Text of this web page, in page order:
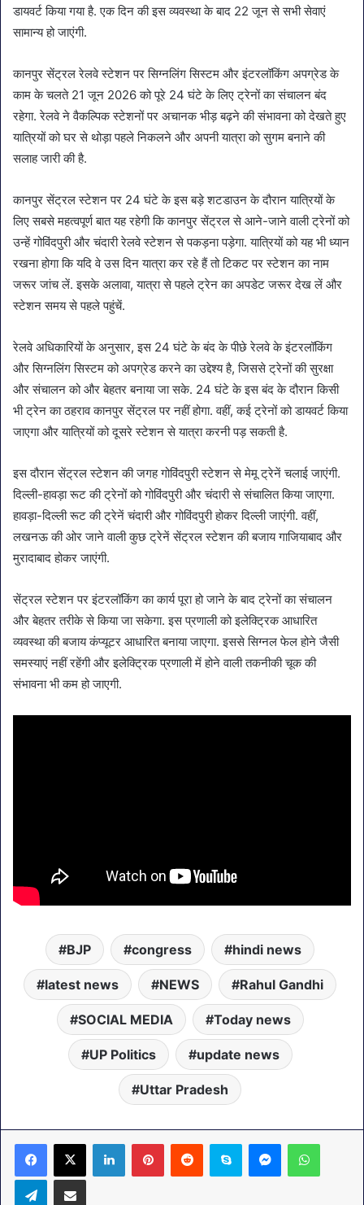
डायवर्ट किया गया है. एक दिन की इस व्यवस्था के बाद 22 जून से सभी सेवाएं
सामान्य हो जाएंगी.
कानपुर सेंट्रल रेलवे स्टेशन पर सिग्नलिंग सिस्टम और इंटरलॉकिंग अपग्रेड के
काम के चलते 21 जून 2026 को पूरे 24 घंटे के लिए ट्रेनों का संचालन बंद
रहेगा. रेलवे ने वैकल्पिक स्टेशनों पर अचानक भीड़ बढ़ने की संभावना को देखते हुए
यात्रियों को घर से थोड़ा पहले निकलने और अपनी यात्रा को सुगम बनाने की
सलाह जारी की है.
कानपुर सेंट्रल स्टेशन पर 24 घंटे के इस बड़े शटडाउन के दौरान यात्रियों के
लिए सबसे महत्वपूर्ण बात यह रहेगी कि कानपुर सेंट्रल से आने-जाने वाली ट्रेनों को
उन्हें गोविंदपुरी और चंदारी रेलवे स्टेशन से पकड़ना पड़ेगा. यात्रियों को यह भी ध्यान
रखना होगा कि यदि वे उस दिन यात्रा कर रहे हैं तो टिकट पर स्टेशन का नाम
जरूर जांच लें. इसके अलावा, यात्रा से पहले ट्रेन का अपडेट जरूर देख लें और
स्टेशन समय से पहले पहुंचें.
रेलवे अधिकारियों के अनुसार, इस 24 घंटे के बंद के पीछे रेलवे के इंटरलॉकिंग
और सिग्नलिंग सिस्टम को अपग्रेड करने का उद्देश्य है, जिससे ट्रेनों की सुरक्षा
और संचालन को और बेहतर बनाया जा सके. 24 घंटे के इस बंद के दौरान किसी
भी ट्रेन का ठहराव कानपुर सेंट्रल पर नहीं होगा. वहीं, कई ट्रेनों को डायवर्ट किया
जाएगा और यात्रियों को दूसरे स्टेशन से यात्रा करनी पड़ सकती है.
इस दौरान सेंट्रल स्टेशन की जगह गोविंदपुरी स्टेशन से मेमू ट्रेनें चलाई जाएंगी.
दिल्ली-हावड़ा रूट की ट्रेनों को गोविंदपुरी और चंदारी से संचालित किया जाएगा.
हावड़ा-दिल्ली रूट की ट्रेनें चंदारी और गोविंदपुरी होकर दिल्ली जाएंगी. वहीं,
लखनऊ की ओर जाने वाली कुछ ट्रेनें सेंट्रल स्टेशन की बजाय गाजियाबाद और
मुरादाबाद होकर जाएंगी.
सेंट्रल स्टेशन पर इंटरलॉकिंग का कार्य पूरा हो जाने के बाद ट्रेनों का संचालन
और बेहतर तरीके से किया जा सकेगा. इस प्रणाली को इलेक्ट्रिक आधारित
व्यवस्था की बजाय कंप्यूटर आधारित बनाया जाएगा. इससे सिग्नल फेल होने जैसी
समस्याएं नहीं रहेंगी और इलेक्ट्रिक प्रणाली में होने वाली तकनीकी चूक की
संभावना भी कम हो जाएगी.
BJP congress hindi news
latest news NEWS Rahul Gandhi
SOCIAL MEDIA Today news
UP Politics update news
Uttar Pradesh
LinkedInPinterestReddit Skype Messenger
TelegramShare via Email